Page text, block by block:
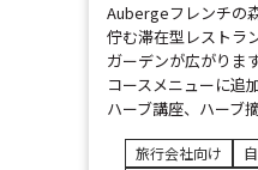
Aubergeフレンチの
佇む滞在型レストラ
ガーデンが広がりま
コースメニューに追
ハーブ講座、ハーブ
旅行会社向け